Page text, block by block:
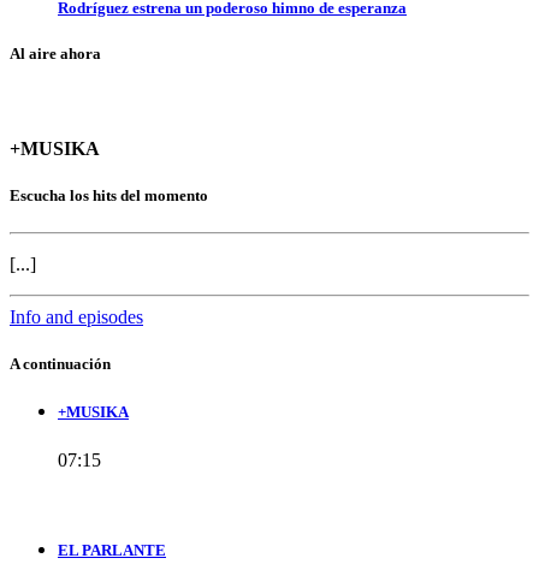
Rodríguez estrena un poderoso himno de esperanza
Al aire ahora
+MUSIKA
Escucha los hits del momento
[...]
Info and episodes
A continuación
+MUSIKA
07:15
EL PARLANTE